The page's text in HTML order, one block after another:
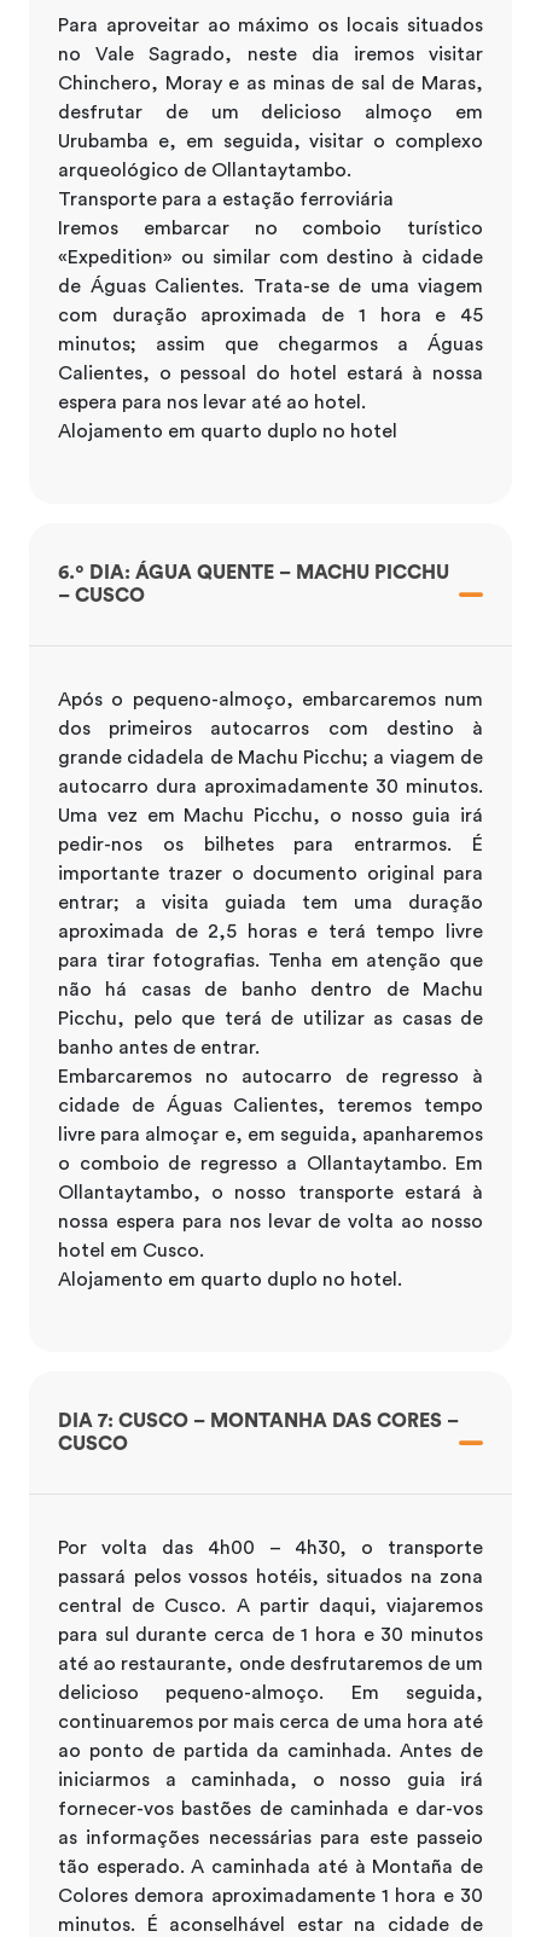
Para aproveitar ao máximo os locais situados
no Vale Sagrado, neste dia iremos visitar
Chinchero, Moray e as minas de sal de Maras,
desfrutar de um delicioso almoço em
Urubamba e, em seguida, visitar o complexo
arqueológico de Ollantaytambo.
Transporte para a estação ferroviária
Iremos embarcar no comboio turístico
«Expedition» ou similar com destino à cidade
de Águas Calientes. Trata-se de uma viagem
com duração aproximada de 1 hora e 45
minutos; assim que chegarmos a Águas
Calientes, o pessoal do hotel estará à nossa
espera para nos levar até ao hotel.
Alojamento em quarto duplo no hotel
6.º DIA: ÁGUA QUENTE – MACHU PICCHU
– CUSCO
Após o pequeno-almoço, embarcaremos num
dos primeiros autocarros com destino à
grande cidadela de Machu Picchu; a viagem de
autocarro dura aproximadamente 30 minutos.
Uma vez em Machu Picchu, o nosso guia irá
pedir-nos os bilhetes para entrarmos. É
importante trazer o documento original para
entrar; a visita guiada tem uma duração
aproximada de 2,5 horas e terá tempo livre
para tirar fotografias. Tenha em atenção que
não há casas de banho dentro de Machu
Picchu, pelo que terá de utilizar as casas de
banho antes de entrar.
Embarcaremos no autocarro de regresso à
cidade de Águas Calientes, teremos tempo
livre para almoçar e, em seguida, apanharemos
o comboio de regresso a Ollantaytambo. Em
Ollantaytambo, o nosso transporte estará à
nossa espera para nos levar de volta ao nosso
hotel em Cusco.
Alojamento em quarto duplo no hotel.
DIA 7: CUSCO – MONTANHA DAS CORES –
CUSCO
Por volta das 4h00 – 4h30, o transporte
passará pelos vossos hotéis, situados na zona
central de Cusco. A partir daqui, viajaremos
para sul durante cerca de 1 hora e 30 minutos
até ao restaurante, onde desfrutaremos de um
delicioso pequeno-almoço. Em seguida,
continuaremos por mais cerca de uma hora até
ao ponto de partida da caminhada. Antes de
iniciarmos a caminhada, o nosso guia irá
fornecer-vos bastões de caminhada e dar-vos
as informações necessárias para este passeio
tão esperado. A caminhada até à Montaña de
Colores demora aproximadamente 1 hora e 30
minutos. É aconselhável estar na cidade de